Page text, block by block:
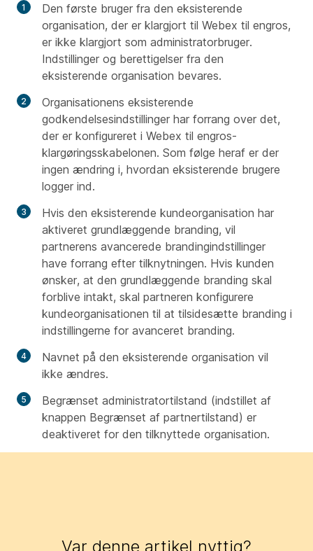
Den første bruger fra den eksisterende
organisation, der er klargjort til Webex til engros,
er ikke klargjort som administratorbruger.
Indstillinger og berettigelser fra den
eksisterende organisation bevares.
Organisationens eksisterende
godkendelsesindstillinger har forrang over det,
der er konfigureret i Webex til engros-
klargøringsskabelonen. Som følge heraf er der
ingen ændring i, hvordan eksisterende brugere
logger ind.
Hvis den eksisterende kundeorganisation har
aktiveret grundlæggende branding, vil
partnerens avancerede brandingindstillinger
have forrang efter tilknytningen. Hvis kunden
ønsker, at den grundlæggende branding skal
forblive intakt, skal partneren konfigurere
kundeorganisationen til at tilsidesætte branding i
indstillingerne for avanceret branding.
Navnet på den eksisterende organisation vil
ikke ændres.
Begrænset administratortilstand (indstillet af
knappen Begrænset af partnertilstand) er
deaktiveret for den tilknyttede organisation.
Var denne artikel nyttig?